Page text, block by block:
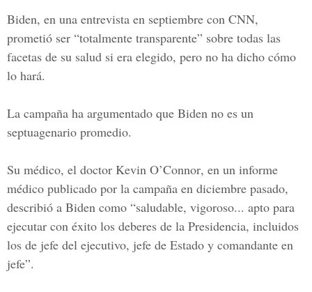
Biden, en una entrevista en septiembre con CNN,
prometió ser “totalmente transparente” sobre todas las
facetas de su salud si era elegido, pero no ha dicho cómo
lo hará.
La campaña ha argumentado que Biden no es un
septuagenario promedio.
Su médico, el doctor Kevin O’Connor, en un informe
médico publicado por la campaña en diciembre pasado,
describió a Biden como “saludable, vigoroso... apto para
ejecutar con éxito los deberes de la Presidencia, incluidos
los de jefe del ejecutivo, jefe de Estado y comandante en
jefe”.